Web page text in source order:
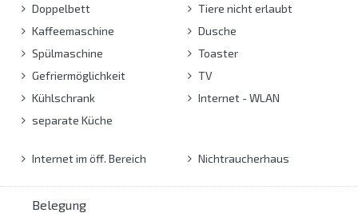
Doppelbett
Kaffeemaschine
Spülmaschine
Gefriermöglichkeit
Kühlschrank
separate Küche
Tiere nicht erlaubt
Dusche
Toaster
TV
Internet - WLAN
Internet im öff. Bereich Nichtraucherhaus
Belegung